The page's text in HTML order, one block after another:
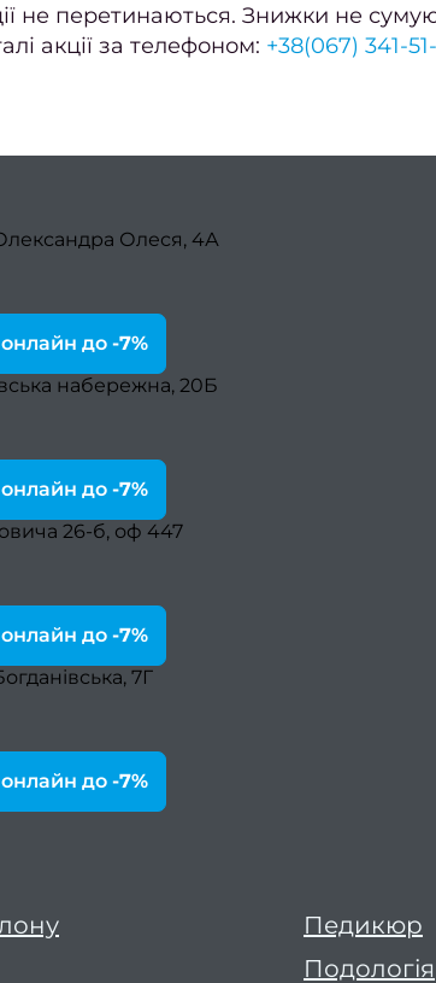
не перетинаються. Знижки не
акції за телефоном: +38(067) 341-
Олеся, 4А
до -7%
набережна, 20Б
до -7%
26-б, оф 447
до -7%
7Г
до -7%
Педикюр
Подологія